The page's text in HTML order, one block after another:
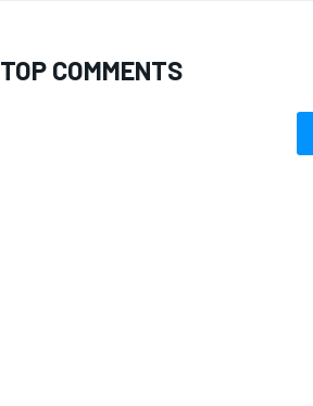
TOP COMMENTS